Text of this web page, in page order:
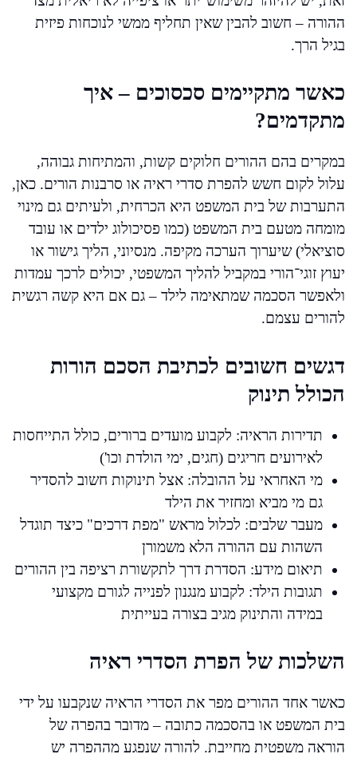
ההורה – חשוב להבין שאין תחליף ממשי לנוכחות פיזית
בגיל הרך.
כאשר מתקיימים סכסוכים – איך
מתקדמים?
במקרים בהם ההורים חלוקים קשות, והמתיחות גבוהה,
עלול לקום חשש להפרת סדרי ראיה או סרבנות הורים. כאן,
התערבות של בית המשפט היא הכרחית, ולעיתים גם מינוי
מומחה מטעם בית המשפט (כמו פסיכולוג ילדים או עובד
סוציאלי) שיערוך הערכה מקיפה. מנסיוני, הליך גישור או
יעוץ זוגי־הורי במקביל להליך המשפטי, יכולים לרכך עמדות
ולאפשר הסכמה שמתאימה לילד – גם אם היא קשה רגשית
להורים עצמם.
דגשים חשובים לכתיבת הסכם הורות
הכולל תינוק
תדירות הראיה: לקבוע מועדים ברורים, כולל התייחסות
לאירועים חריגים (חגים, ימי הולדת וכו')
מי האחראי על ההובלה: אצל תינוקות חשוב להסדיר
גם מי מביא ומחזיר את הילד
מעבר שלבים: לכלול מראש "מפת דרכים" כיצד תוגדל
השהות עם ההורה הלא משמורן
תיאום מידע: הסדרת דרך לתקשורת רציפה בין ההורים
תגובות הילד: לקבוע מנגנון לפנייה לגורם מקצועי
במידה והתינוק מגיב בצורה בעייתית
השלכות של הפרת הסדרי ראיה
כאשר אחד ההורים מפר את הסדרי הראיה שנקבעו על ידי
בית המשפט או בהסכמה כתובה – מדובר בהפרה של
הוראה משפטית מחייבת. להורה שנפגע מההפרה יש